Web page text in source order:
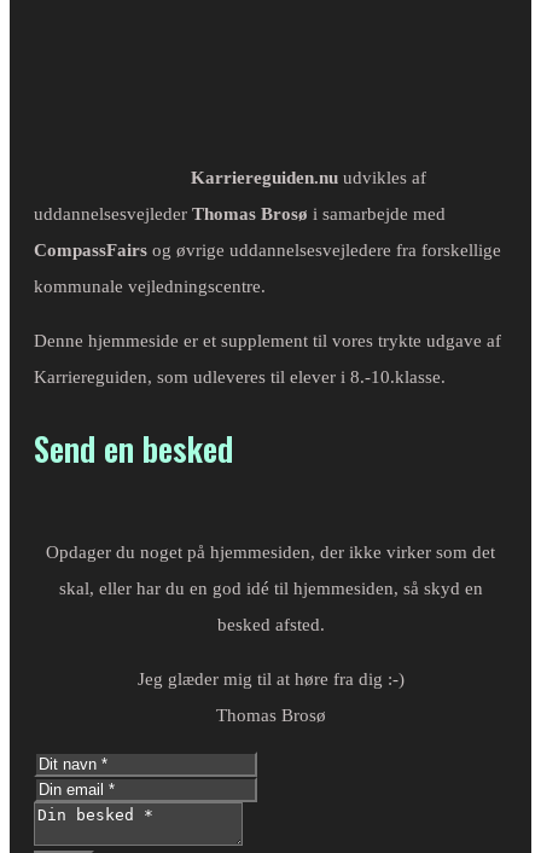
Karriereguiden.nu udvikles af
uddannelsesvejleder Thomas Brosø i samarbejde med
CompassFairs og øvrige uddannelsesvejledere fra forskellige
kommunale vejledningscentre.
Denne hjemmeside er et supplement til vores trykte udgave af
Karriereguiden, som udleveres til elever i 8.-10.klasse.
Send en besked
Opdager du noget på hjemmesiden, der ikke virker som det
skal, eller har du en god idé til hjemmesiden, så skyd en
besked afsted.
Jeg glæder mig til at høre fra dig :-)
Thomas Brosø